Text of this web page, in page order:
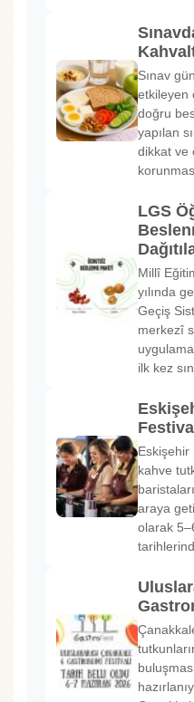
Sınav
etkileyen
doğru
yapılan
dikkat ve
LGS
Millî
yılında
Geçiş
merkezî
ilk kez
Eskişehir
kahve
araya
olarak